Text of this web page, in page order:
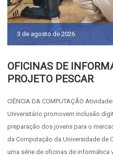
3 de agosto de 2026
OFICINAS DE
PROJETO PESCAR
CIÊNCIA DA COMPUTAÇÃO
Universitário promovem inclusão
preparação dos jovens para o
da Computação da Universidade de
uma série de oficinas de informática